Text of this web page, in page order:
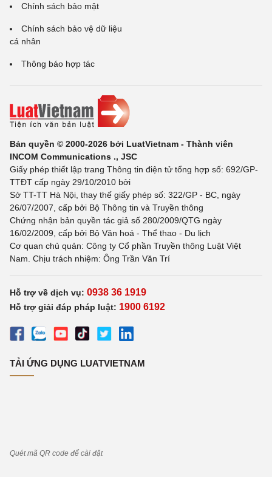
Chính sách bảo mật
Chính sách bảo vệ dữ liệu
cá nhân
Thông báo hợp tác
Bản quyền © 2000-2026 bởi LuatVietnam - Thành viên
INCOM Communications ., JSC
Giấy phép thiết lập trang Thông tin điện tử tổng hợp số: 692/GP-
TTĐT cấp ngày 29/10/2010 bởi
Sở TT-TT Hà Nội, thay thế giấy phép số: 322/GP - BC, ngày
26/07/2007, cấp bởi Bộ Thông tin và Truyền thông
Chứng nhận bản quyền tác giả số 280/2009/QTG ngày
16/02/2009, cấp bởi Bộ Văn hoá - Thể thao - Du lịch
Cơ quan chủ quản: Công ty Cổ phần Truyền thông Luật Việt
Nam. Chịu trách nhiệm: Ông Trần Văn Trí
Hỗ trợ về dịch vụ: 0938 36 1919
Hỗ trợ giải đáp pháp luật: 1900 6192
TẢI ỨNG DỤNG LUATVIETNAM
Quét mã QR code để cài đặt